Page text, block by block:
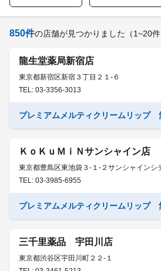
850件の店舗が見つかりました （1~20件
龍生堂薬局新宿店
東京都新宿区新宿３丁目２１-６
TEL: 03-3356-3013
プレミアムメルティクリームリップ
ＫｏＫｕＭｉＮサンシャイン店
東京都豊島区東池袋３-１-２サンシャインシ
TEL: 03-3985-6955
プレミアムメルティクリームリップ
三千里薬品 宇田川店
東京都渋谷区宇田川町２２-１